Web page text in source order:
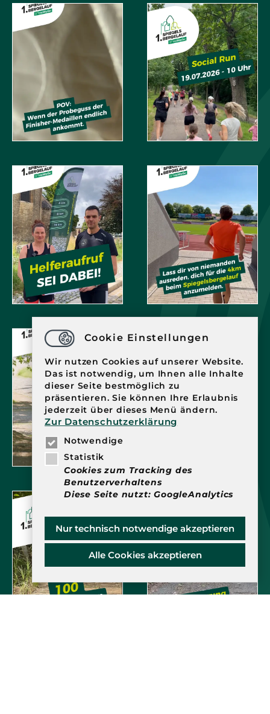
Cookie Einstellungen
Wir nutzen Cookies auf unserer Website.
Das ist notwendig, um Ihnen alle Inhalte
dieser Seite bestmöglich zu
präsentieren. Sie können Ihre Erlaubnis
jederzeit über dieses Menü ändern.
Zur Datenschutzerklärung
Notwendige
Statistik
Cookies zum Tracking des
Benutzerverhaltens
Diese Seite nutzt: GoogleAnalytics
Nur technisch notwendige akzeptieren
Alle Cookies akzeptieren